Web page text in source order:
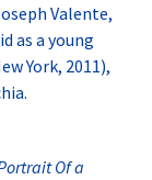
Valente,
as a young
York, 2011),
Of a